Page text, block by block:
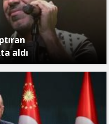
aldı